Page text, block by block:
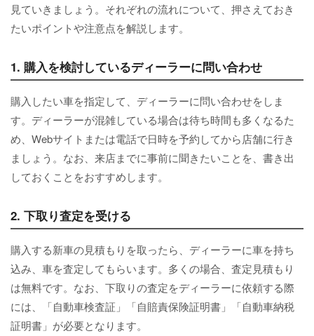
見ていきましょう。それぞれの流れについて、押さえておき
たいポイントや注意点を解説します。
1. 購入を検討しているディーラーに問い合わせ
購入したい車を指定して、ディーラーに問い合わせをしま
す。ディーラーが混雑している場合は待ち時間も多くなるた
め、Webサイトまたは電話で日時を予約してから店舗に行き
ましょう。なお、来店までに事前に聞きたいことを、書き出
しておくことをおすすめします。
2. 下取り査定を受ける
購入する新車の見積もりを取ったら、ディーラーに車を持ち
込み、車を査定してもらいます。多くの場合、査定見積もり
は無料です。なお、下取りの査定をディーラーに依頼する際
には、「自動車検査証」「自賠責保険証明書」「自動車納税
証明書」が必要となります。